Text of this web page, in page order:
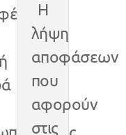
Η
λήψη
αποφάσεων
που
αφορούν
στις